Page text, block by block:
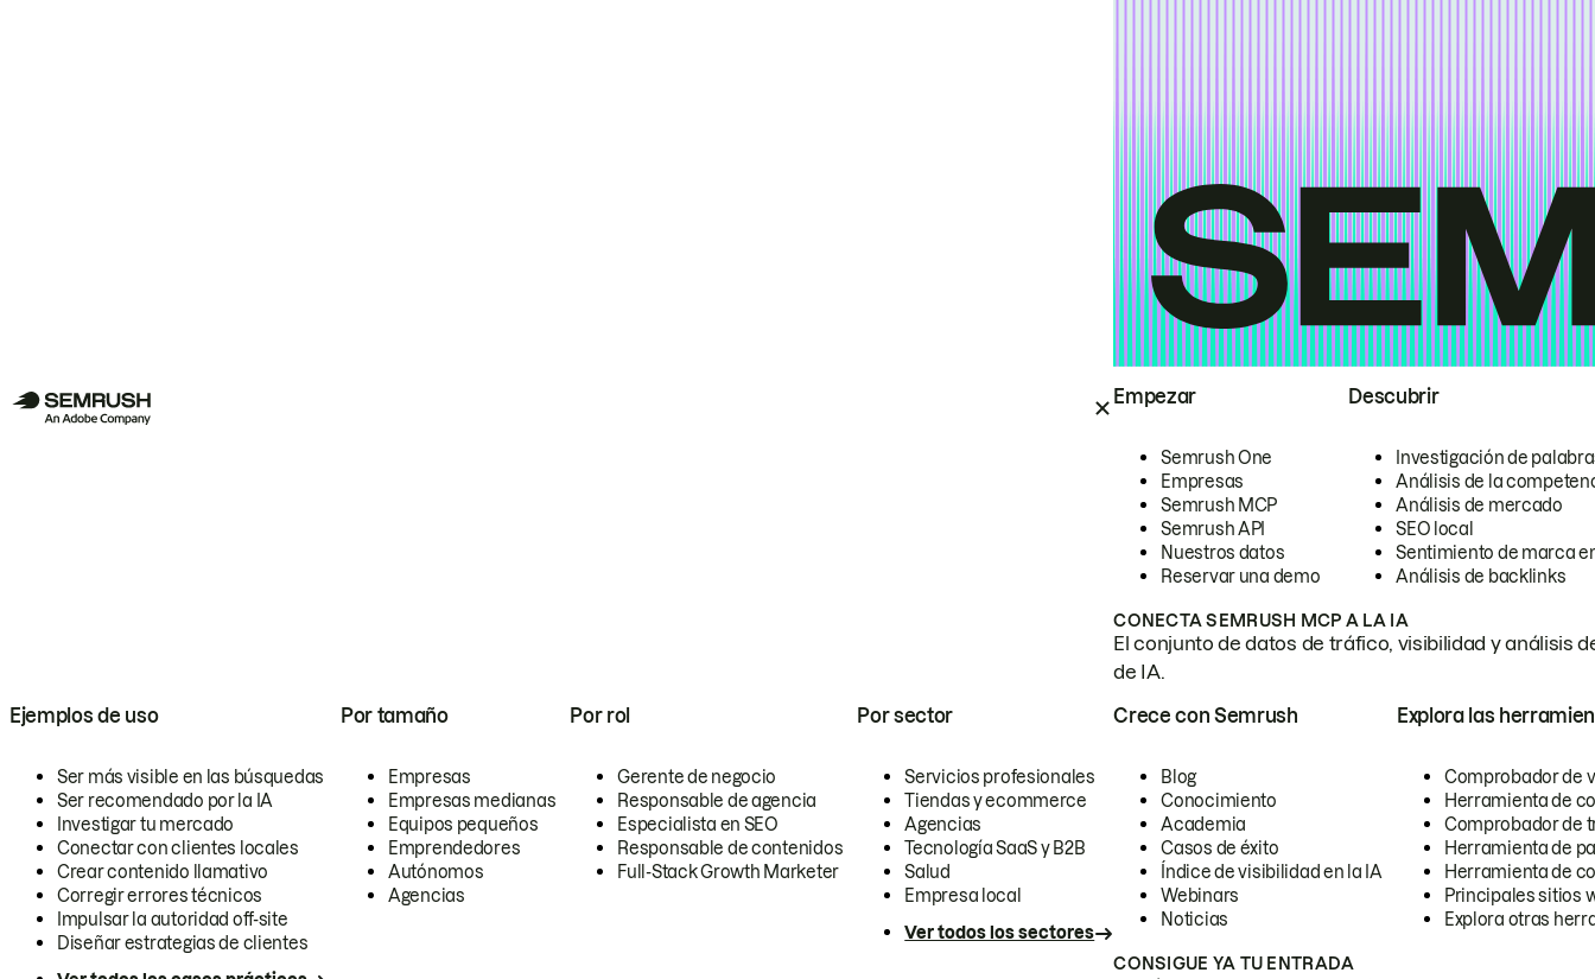
Empezar
Semrush One
Empresas
Semrush MCP
Semrush API
Nuestros datos
Reservar una demo
Descubrir
Investigación de
Análisis de la
Análisis de mercado
SEO local
Sentimiento de marca
Análisis de backlinks
CONECTA SEMRUSH MCP A LA IA
El conjunto de datos de tráfico, visibilidad y análisis
de IA.
Ejemplos de uso
Ser más visible en las búsquedas
Ser recomendado por la IA
Investigar tu mercado
Conectar con clientes locales
Crear contenido llamativo
Corregir errores técnicos
Impulsar la autoridad off-site
Diseñar estrategias de clientes
Por tamaño
Empresas
Empresas medianas
Equipos pequeños
Emprendedores
Autónomos
Agencias
Por rol
Gerente de negocio
Responsable de agencia
Especialista en SEO
Responsable de contenidos
Full-Stack Growth Marketer
Por sector
Servicios profesionales
Tiendas y ecommerce
Agencias
Tecnología SaaS y B2B
Salud
Empresa local
Ver todos los sectores
Crece con Semrush
Blog
Conocimiento
Academia
Casos de éxito
Índice de visibilidad en la IA
Webinars
Noticias
Explora las
Comprobador de
Herramienta de
Comprobador de
Herramienta de
Herramienta de
Principales sitios
Explora otras
CONSIGUE YA TU ENTRADA